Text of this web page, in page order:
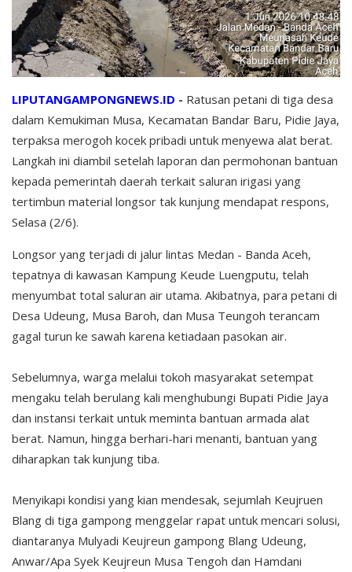
LIPUTANGAMPONGNEWS.ID - Ratusan petani di tiga desa
dalam Kemukiman Musa, Kecamatan Bandar Baru, Pidie Jaya,
terpaksa merogoh kocek pribadi untuk menyewa alat berat.
Langkah ini diambil setelah laporan dan permohonan bantuan
kepada pemerintah daerah terkait saluran irigasi yang
tertimbun material longsor tak kunjung mendapat respons,
Selasa (2/6).
Longsor yang terjadi di jalur lintas Medan - Banda Aceh,
tepatnya di kawasan Kampung Keude Luengputu, telah
menyumbat total saluran air utama. Akibatnya, para petani di
Desa Udeung, Musa Baroh, dan Musa Teungoh terancam
gagal turun ke sawah karena ketiadaan pasokan air.
Sebelumnya, warga melalui tokoh masyarakat setempat
mengaku telah berulang kali menghubungi Bupati Pidie Jaya
dan instansi terkait untuk meminta bantuan armada alat
berat. Namun, hingga berhari-hari menanti, bantuan yang
diharapkan tak kunjung tiba.
Menyikapi kondisi yang kian mendesak, sejumlah Keujruen
Blang di tiga gampong menggelar rapat untuk mencari solusi,
diantaranya Mulyadi Keujreun gampong Blang Udeung,
Anwar/Apa Syek Keujreun Musa Tengoh dan Hamdani